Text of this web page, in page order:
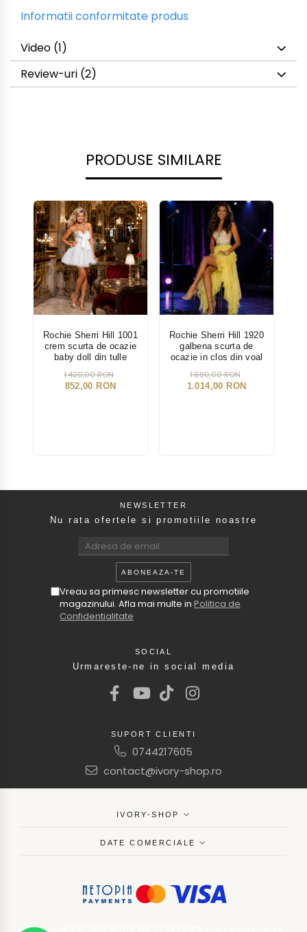
Informatii conformitate produs
Video (1)
Review-uri (2)
PRODUSE SIMILARE
-40%
Rochie Sherri Hill 1001
crem scurta de ocazie
baby doll din tulle
1.420,00 RON
852,00 RON
Rochie Sherri Hill 1920
galbena scurta de
ocazie in clos din voal
1.690,00 RON
1.014,00 RON
NEWSLETTER
Nu rata ofertele si promotiile noastre
Vreau sa primesc newsletter cu promotiile
magazinului. Afla mai multe in Politica de
Confidentialitate
SOCIAL
Urmareste-ne in social media
SUPORT CLIENTI
0744217605
contact@ivory-shop.ro
IVORY-SHOP
DATE COMERCIALE
©Copyright SC IDM ACTIV SRL 2026